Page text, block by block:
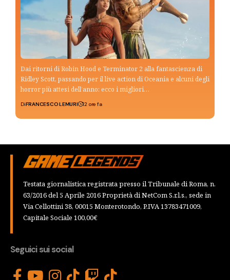
Dai ritorni di Robin Hood e Terminator 2 alla fantascienza di
Ridley Scott, passando per il live action di Oceania e alcuni degli
horror più attesi dell’anno: ecco i migliori…
DiFRANCESCO LEMURI 12 ore fa
Testata giornalistica registrata presso il Tribunale di Roma, n.
63/2016 del 5 Aprile 2016 Proprietà di NetCom S.r.l.s., sede in
Via Cellottini 38, 00015 Monterotondo, P.IVA 13783471009,
Capitale Sociale 100,00€
Seguici sui social